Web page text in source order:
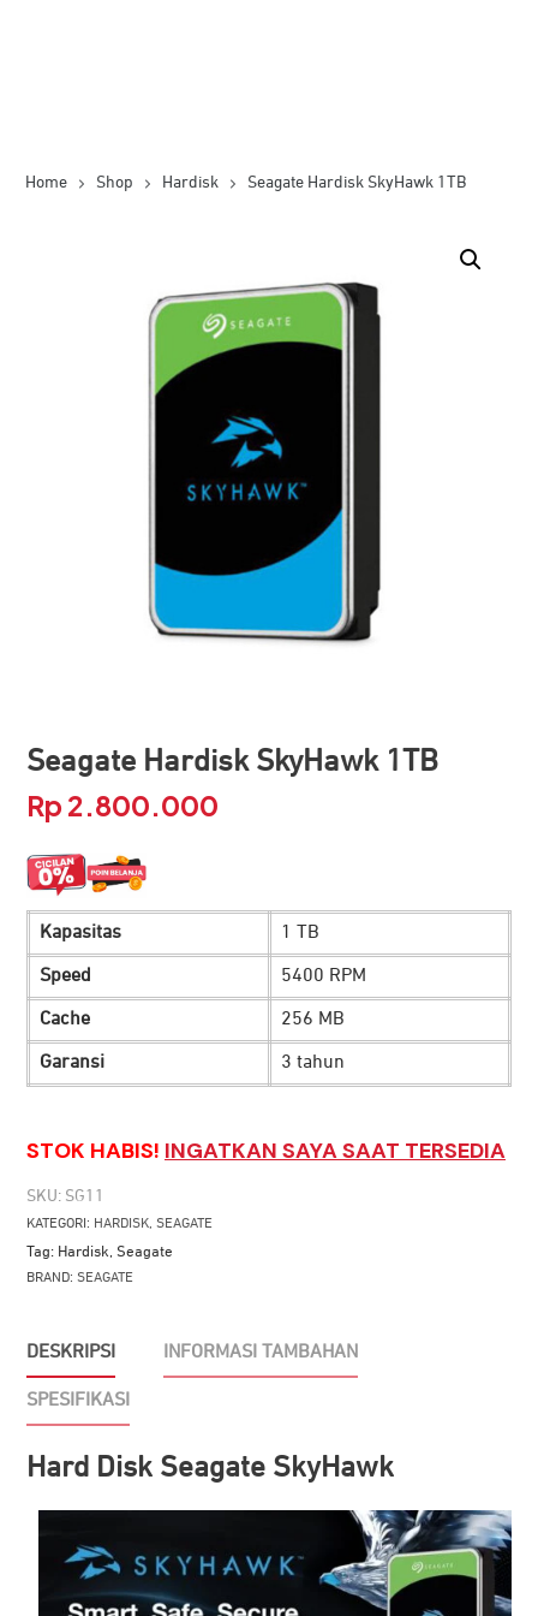
Home Shop Hardisk Seagate Hardisk SkyHawk 1TB
Seagate Hardisk SkyHawk 1TB
Rp 2.800.000
Kapasitas 1 TB
Speed 5400 RPM
Cache 256 MB
Garansi 3 tahun
STOK HABIS! INGATKAN SAYA SAAT TERSEDIA
SKU: SG11
KATEGORI: HARDISK, SEAGATE
Tag: Hardisk Seagate
BRAND: SEAGATE
DESKRIPSI INFORMASI TAMBAHAN
SPESIFIKASI
Hard Disk Seagate SkyHawk